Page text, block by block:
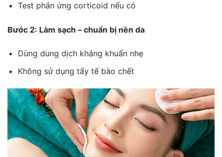
Test phản ứng corticoid nếu có
Bước 2: Làm sạch – chuẩn bị nền da
Dùng dung dịch kháng khuẩn nhẹ
Không sử dụng tẩy tế bào chết